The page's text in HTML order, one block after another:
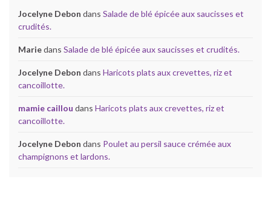
Jocelyne Debon dans Salade de blé épicée aux saucisses et
crudités.
Mariedans Salade de blé épicée aux saucisses et crudités.
Jocelyne Debon dans Haricots plats aux crevettes, riz et
cancoillotte.
mamie caillou dans Haricots plats aux crevettes, riz et
cancoillotte.
Jocelyne Debon dans Poulet au persil sauce crémée aux
champignons et lardons.